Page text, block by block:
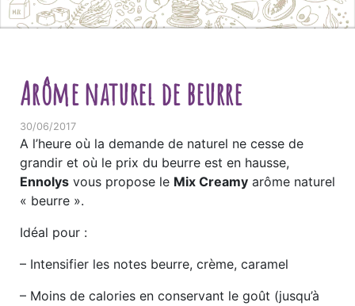
Arôme naturel de beurre
30/06/2017
A l’heure où la demande de naturel ne cesse de
grandir et où le prix du beurre est en hausse,
Ennolys vous propose le Mix Creamy arôme naturel
« beurre ».
Idéal pour :
– Intensifier les notes beurre, crème, caramel
– Moins de calories en conservant le goût (jusqu’à